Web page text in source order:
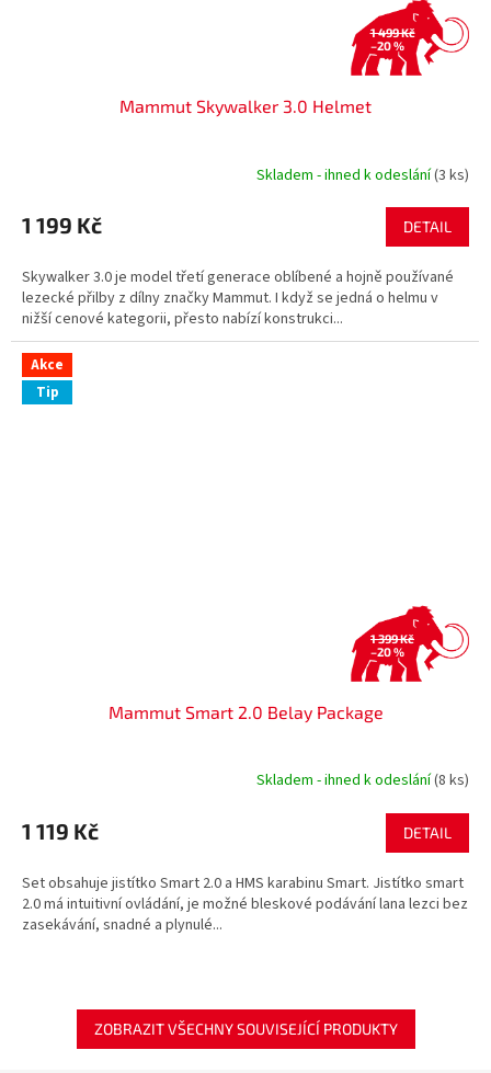
1 499 Kč
–20 %
Mammut Skywalker 3.0 Helmet
Skladem - ihned k odeslání(3 ks)
1 199 Kč DETAIL
Skywalker 3.0 je model třetí generace oblíbené a hojně používané
lezecké přilby z dílny značky Mammut. I když se jedná o helmu v
nižší cenové kategorii, přesto nabízí konstrukci...
Akce
Tip
1 399 Kč
–20 %
Mammut Smart 2.0 Belay Package
Skladem - ihned k odeslání(8 ks)
1 119 Kč DETAIL
Set obsahuje jistítko Smart 2.0 a HMS karabinu Smart. Jistítko smart
2.0 má intuitivní ovládání, je možné bleskové podávání lana lezci bez
zasekávání, snadné a plynulé...
ZOBRAZIT VŠECHNY SOUVISEJÍCÍ PRODUKTY